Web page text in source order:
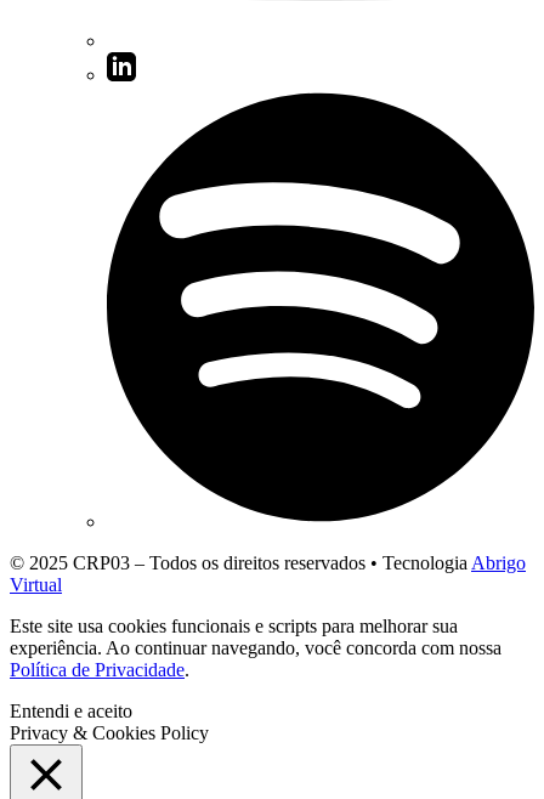
© 2025 CRP03 – Todos os direitos reservados • Tecnologia Abrigo
Virtual
Este site usa cookies funcionais e scripts para melhorar sua
experiência. Ao continuar navegando, você concorda com nossa
Política de Privacidade.
Entendi e aceito
Privacy & Cookies Policy